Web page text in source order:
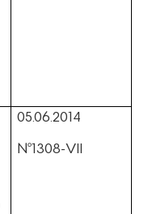
05.06.2014
№1308-VII